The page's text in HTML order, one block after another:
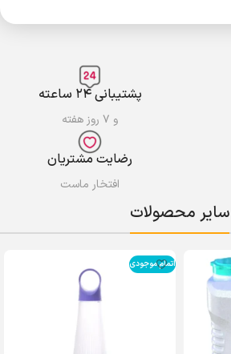
پشتیبانی ۲۴ ساعته
و ۷ روز هفته
رضایت مشتریان
افتخار ماست
سایر محصولات
اتمام موجودی